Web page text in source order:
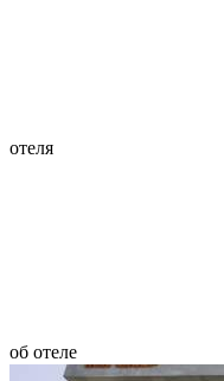
отеля
об отеле